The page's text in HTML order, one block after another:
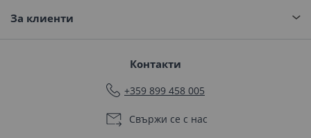
За клиенти
Контакти
+359 899 458 005
Свържи се с нас